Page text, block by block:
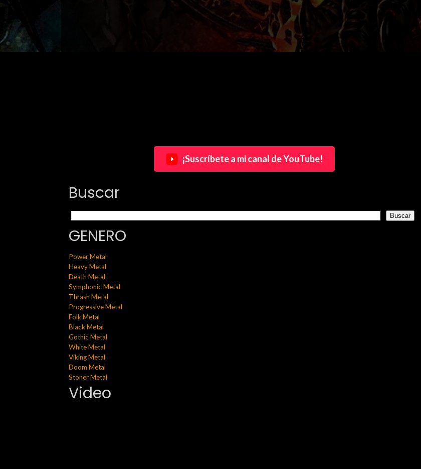
¡Suscríbete a mi canal de YouTube!
Buscar
GENERO
Power Metal
Heavy Metal
Death Metal
Symphonic Metal
Thrash Metal
Progressive Metal
Folk Metal
Black Metal
Gothic Metal
White Metal
Viking Metal
Doom Metal
Stoner Metal
Video